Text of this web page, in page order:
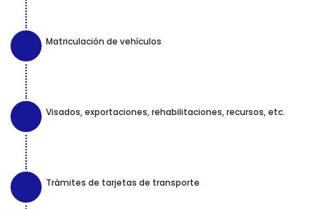
Matriculación de vehículos
Visados, exportaciones, rehabilitaciones, recursos, etc.
Trámites de tarjetas de transporte